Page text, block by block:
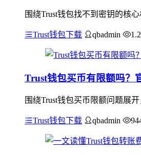
围绕Trust钱包找不到密钥的核
Trust钱包下载 qbadmin
Trust钱包买币有限额吗？
围绕Trust钱包买币限额问题展
Trust钱包下载 qbadmin